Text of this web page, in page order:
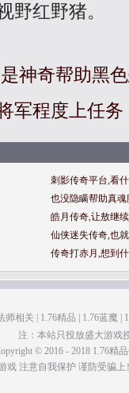
野红野猪。
神奇帮助黑
军程度上任务
刺影传奇平台,看
也没隐瞒帮助真
皓月传奇,让敖继
仙侠迷失传奇,也
传奇打赤月,想到
师相关 1.76精品 1.76蓝魔|
注：本站只投放盛大游戏
© 2016 - 2018 1.76精
戏 注意自我保护 谨防受骗